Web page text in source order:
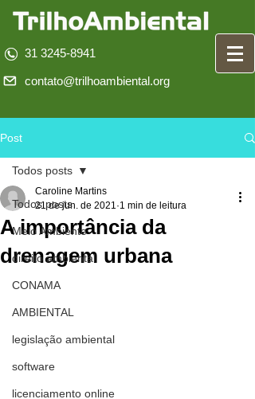
31 3245-8941
contato@trilhoambiental.org
Post
Todos posts
Meio Ambiente
direito ambiental
CONAMA
AMBIENTAL
legislação ambiental
software
licenciamento online
Todos posts
A importância da
drenagem urbana
Caroline Martins
21 de jun. de 2021 1 min de leitura